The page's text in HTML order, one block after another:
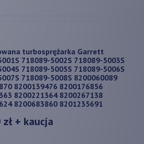
turbosprężarka Garrett
718089-5002S 718089-5003S
718089-5005S 718089-5006S
718089-5008S 8200060089
8200139476 8200176856
8200221364 8200267138
8200683860 8201235691
+ kaucja